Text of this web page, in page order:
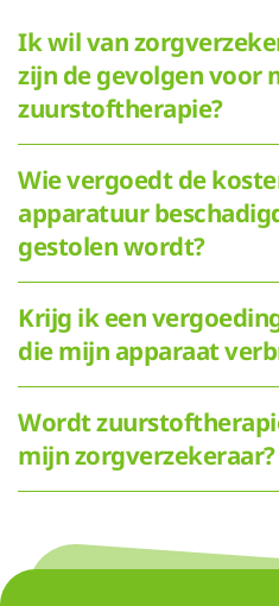
Ik wil van
zijn de gevolgen voor
zuurstoftherapie?
Wie vergoedt de
apparatuur
gestolen wordt?
Krijg ik een
die mijn apparaat
Wordt
mijn zorgverzekeraar?